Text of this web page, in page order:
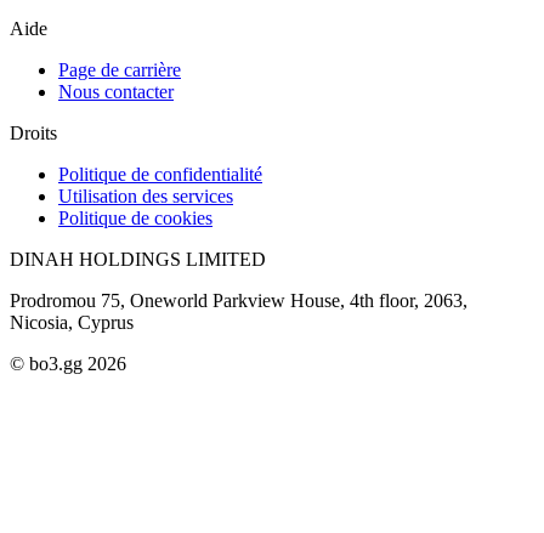
Aide
Page de carrière
Nous contacter
Droits
Politique de confidentialité
Utilisation des services
Politique de cookies
DINAH HOLDINGS LIMITED
Prodromou 75, Oneworld Parkview House, 4th floor, 2063,
Nicosia, Cyprus
© bo3.gg 2026